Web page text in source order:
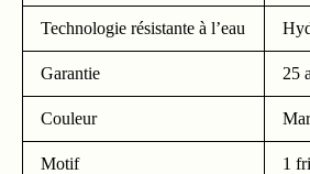
Technologie résistante à l’eau
Garantie 25
Couleur
Motif 1